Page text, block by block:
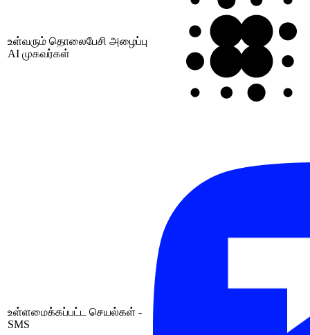
உள்வரும் தொலைபேசி அழைப்பு
AI முகவர்கள்
உள்ளமைக்கப்பட்ட செயல்கள் -
SMS